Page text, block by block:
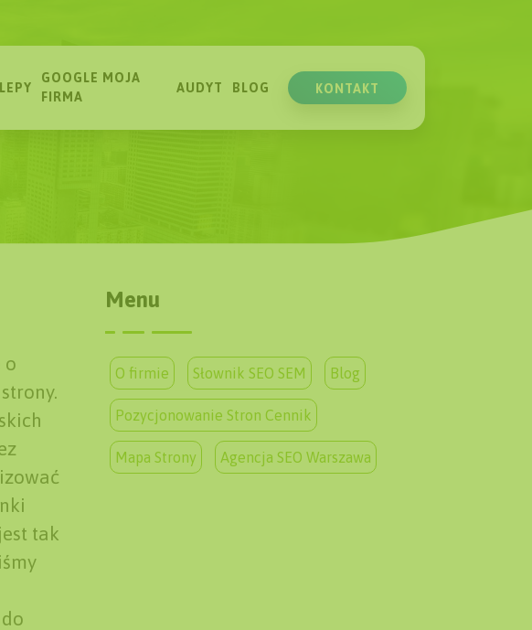
GOOGLE MOJA
FIRMA
AUDYT BLOG KONTAKT
o
tak
Menu
O firmie Słownik SEO SEM Blog
Pozycjonowanie Stron Cennik
Mapa Strony Agencja SEO Warszawa